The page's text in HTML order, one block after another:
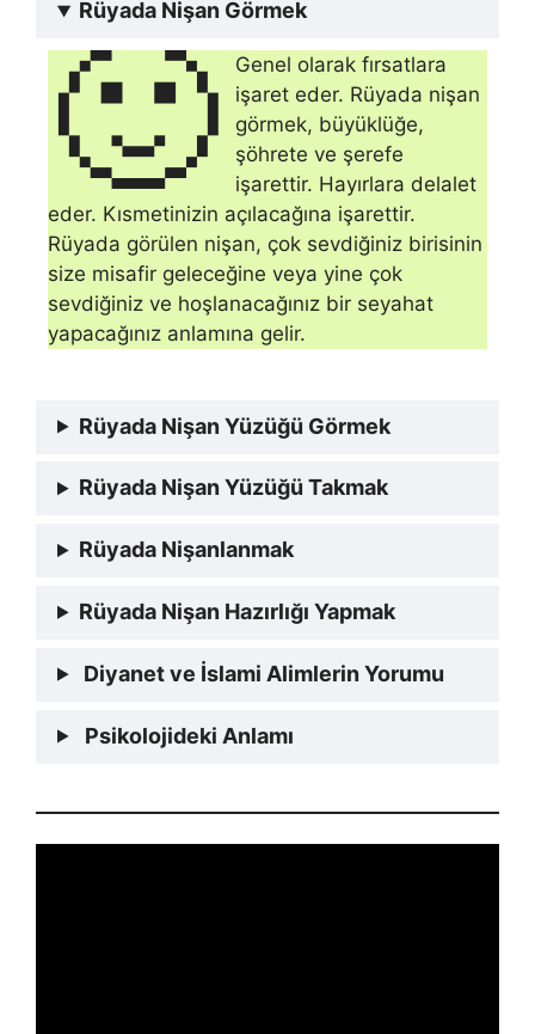
Rüyada Nişan Görmek
🙂
Genel olarak fırsatlara
işaret eder. Rüyada nişan
görmek, büyüklüğe,
şöhrete ve şe­refe
işarettir. Hayırlara delalet
eder. Kısmetinizin açılacağına işarettir.
Rüyada görülen nişan, çok sevdiğiniz birisinin
size misafir geleceğine veya yine çok
sevdiğiniz ve hoşlanacağınız bir seyahat
yapacağınız anlamına gelir.
Rüyada Nişan Yüzüğü Görmek
Rüyada Nişan Yüzüğü Takmak
Rüyada Nişanlanmak
Rüyada Nişan Hazırlığı Yapmak
Diyanet ve İslami Alimlerin Yorumu
Psikolojideki Anlamı